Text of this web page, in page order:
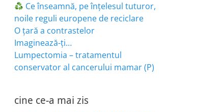
Ce înseamnă, pe înțelesul tuturor,
noile reguli europene de reciclare
O țară a contrastelor
Imaginează-ți…
Lumpectomia – tratamentul
conservator al cancerului mamar (P)
cine ce-a mai zis